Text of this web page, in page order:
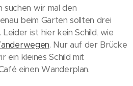
suchen wir mal den
beim Garten sollten drei
ist hier kein Schild, wie
. Nur auf der Brücke
ein kleines Schild mit
einen Wanderplan.